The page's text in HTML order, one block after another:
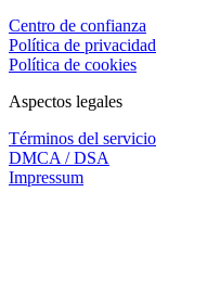
Centro de confianza
Política de privacidad
Política de cookies
Aspectos legales
Términos del servicio
DMCA / DSA
Impressum